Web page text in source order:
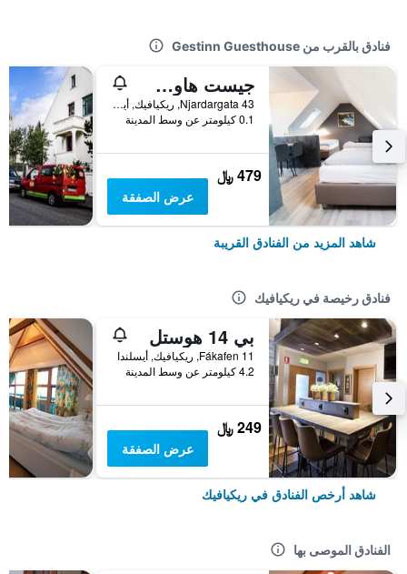
فنادق بالقرب من Gestinn Guesthouse
جيست هاوس أندريا
Njardargata 43, ريكيافيك, أيسلندا
0.1 كيلومتر عن وسط المدينة
479 ﷼
عرض الصفقة
شاهد المزيد من الفنادق القريبة
فنادق رخيصة في ريكيافيك
بي 14 هوستل
Fákafen 11, ريكيافيك, أيسلندا
4.2 كيلومتر عن وسط المدينة
249 ﷼
عرض الصفقة
شاهد أرخص الفنادق في ريكيافيك
الفنادق الموصى بها